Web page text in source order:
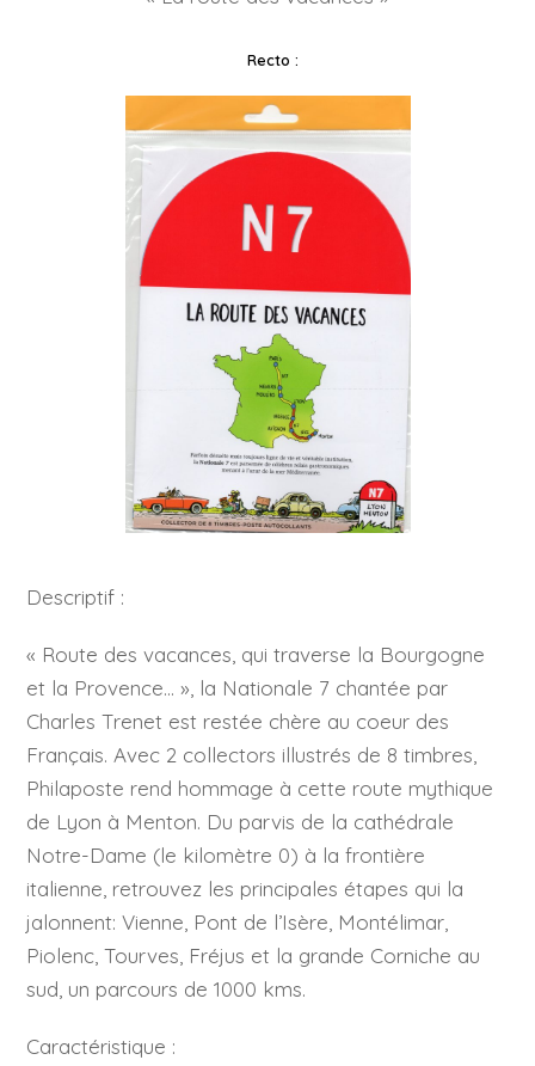
Recto :
Descriptif :
« Route des vacances, qui traverse la Bourgogne
et la Provence… », la Nationale 7 chantée par
Charles Trenet est restée chère au coeur des
Français. Avec 2 collectors illustrés de 8 timbres,
Philaposte rend hommage à cette route mythique
de Lyon à Menton. Du parvis de la cathédrale
Notre-Dame (le kilomètre 0) à la frontière
italienne, retrouvez les principales étapes qui la
jalonnent: Vienne, Pont de l’Isère, Montélimar,
Piolenc, Tourves, Fréjus et la grande Corniche au
sud, un parcours de 1000 kms.
Caractéristique :